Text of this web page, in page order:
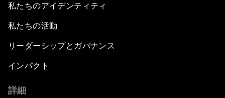
私たちのアイデンティティ
私たちの活動
リーダーシップとガバナンス
インパクト
詳細